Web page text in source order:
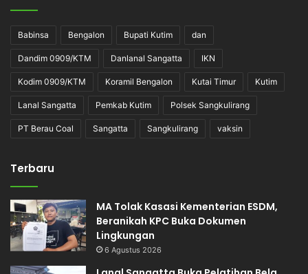
Babinsa Bengalon Bupati Kutim dan
Dandim 0909/KTM Danlanal Sangatta IKN
Kodim 0909/KTM Koramil Bengalon Kutai Timur Kutim
Lanal Sangatta Pemkab Kutim Polsek Sangkulirang
PT Berau Coal Sangatta Sangkulirang vaksin
Terbaru
MA Tolak Kasasi Kementerian ESDM,
Beranikah KPC Buka Dokumen
Lingkungan
6 Agustus 2026